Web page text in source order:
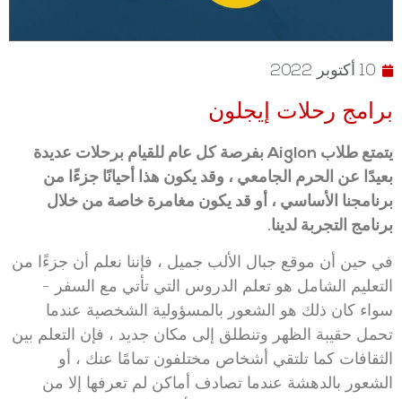
10 أكتوبر 2022
برامج رحلات إيجلون
يتمتع طلاب Aiglon بفرصة كل عام للقيام برحلات عديدة
بعيدًا عن الحرم الجامعي ، وقد يكون هذا أحيانًا جزءًا من
برنامجنا الأساسي ، أو قد يكون مغامرة خاصة من خلال
برنامج التجربة لدينا.
في حين أن موقع جبال الألب جميل ، فإننا نعلم أن جزءًا من
التعليم الشامل هو تعلم الدروس التي تأتي مع السفر -
سواء كان ذلك هو الشعور بالمسؤولية الشخصية عندما
تحمل حقيبة الظهر وتنطلق إلى مكان جديد ، فإن التعلم بين
الثقافات كما تلتقي أشخاص مختلفون تمامًا عنك ، أو
الشعور بالدهشة عندما تصادف أماكن لم تعرفها إلا من